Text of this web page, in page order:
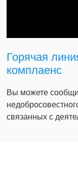
Горячая
комплаенс
Вы можете
связанных с